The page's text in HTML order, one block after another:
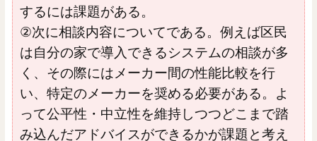
するには課題がある。
②次に相談内容についてである。例えば区民
は自分の家で導入できるシステムの相談が多
く、その際にはメーカー間の性能比較を行
い、特定のメーカーを奨める必要がある。よ
って公平性・中立性を維持しつつどこまで踏
み込んだアドバイスができるかが課題と考え